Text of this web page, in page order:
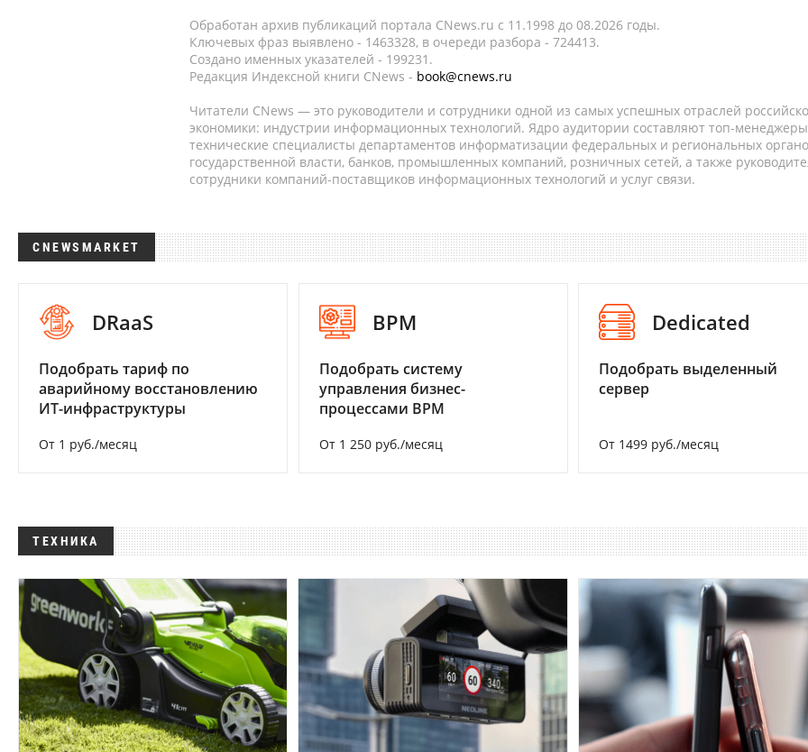
Обработан архив публикаций портала CNews.ru c 11.1998 до 08.2026 годы.
Ключевых фраз выявлено - 1463328, в очереди разбора - 724413.
Создано именных указателей - 199231.
Редакция Индексной книги CNews - book@cnews.ru
Читатели CNews — это руководители и сотрудники одной из самых успешных отраслей
экономики: индустрии информационных технологий. Ядро аудитории составляют топ-
технические специалисты департаментов информатизации федеральных и региональных
государственной власти, банков, промышленных компаний, розничных сетей, а также
сотрудники компаний-поставщиков информационных технологий и услуг связи.
CNEWSMARKET
DRaaS
Подобрать тариф по
аварийному восстановлению
ИТ-инфраструктуры
От 1 руб./месяц
BPM
Подобрать систему
управления бизнес-
процессами BPM
От 1 250 руб./месяц
Dedicated
Подобрать выделенный
сервер
От 1499 руб./месяц
ТЕХНИКА